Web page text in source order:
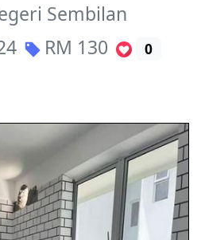
Sembilan
RM 130 0